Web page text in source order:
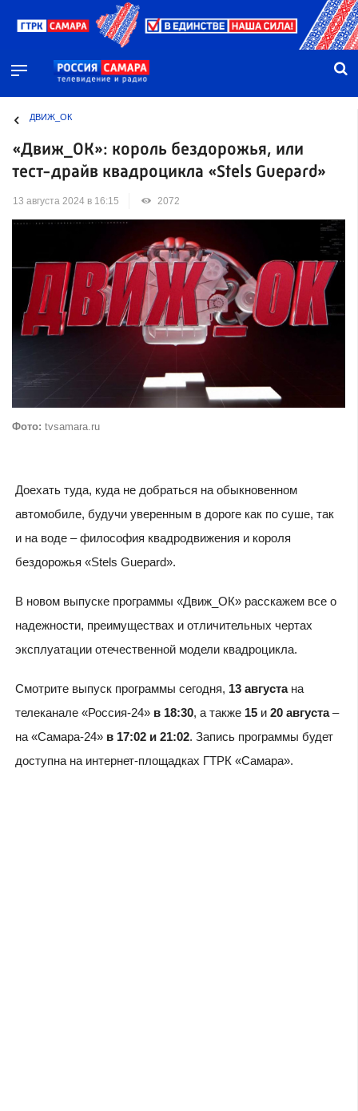
ДВИЖ_ОК
«Движ_ОК»: король бездорожья, или
тест-драйв квадроцикла «Stels Guepard»
13 августа 2024 в 16:15 2072
Фото: tvsamara.ru
Доехать туда, куда не добраться на обыкновенном
автомобиле, будучи уверенным в дороге как по суше, так
и на воде – философия квадродвижения и короля
бездорожья «Stels Guepard».
В новом выпуске программы «Движ_ОК» расскажем все о
надежности, преимуществах и отличительных чертах
эксплуатации отечественной модели квадроцикла.
Смотрите выпуск программы сегодня, 13 августана
телеканале «Россия-24» в 18:30, а также 15 и20 августа–
на «Самара-24» в 17:02 и 21:02. Запись программы будет
доступна на интернет-площадках ГТРК «Самара».